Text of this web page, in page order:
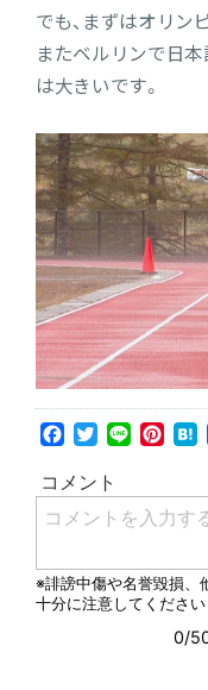
でも、まずはオリ
またベルリンで日
は大きいです。
Line